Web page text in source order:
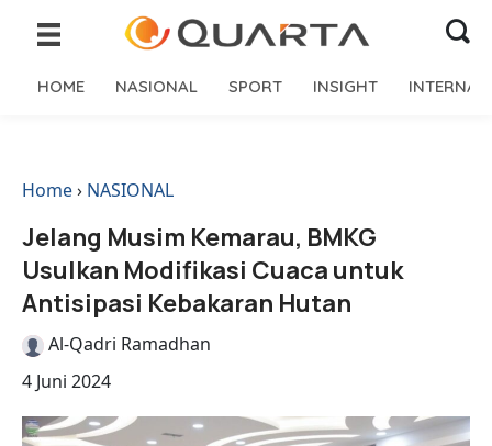
HOME NASIONAL SPORT INSIGHT
Home› NASIONAL
Jelang Musim Kemarau, BMKG
Usulkan Modifikasi Cuaca untuk
Antisipasi Kebakaran Hutan
Al-Qadri Ramadhan
4 Juni 2024